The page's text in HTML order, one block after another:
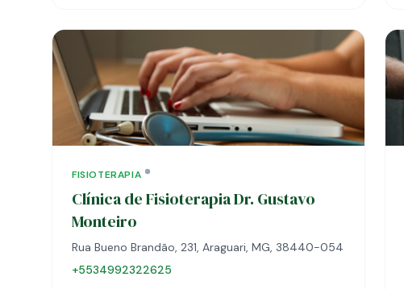
FISIOTERAPIA
Clínica de Fisioterapia Dr. Gustavo
Monteiro
Rua Bueno Brandão, 231, Araguari, MG, 38440-054
+5534992322625